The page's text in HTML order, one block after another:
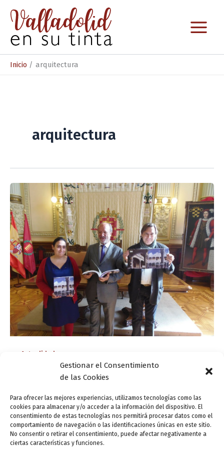
Gestionar el Consentimiento
de las Cookies
Para ofrecer las mejores experiencias, utilizamos tecnologías como las
cookies para almacenar y/o acceder a la información del dispositivo. El
consentimiento de estas tecnologías nos permitirá procesar datos como el
comportamiento de navegación o las identificaciones únicas en este sitio.
No consentir o retirar el consentimiento, puede afectar negativamente a
ciertas características y funciones.
contenido
Inicio arquitectura
arquitectura
Actualidad
Los nuevos libros de Burrieza y una
compilación sobre la arquitectura de
Valladolid se presentan en octubre
ensutinta/31 octubre, 2014
El historiador Javier Burrieza ha presentado a principios
de este mes de octubre de 2014 su libro Tesoros del